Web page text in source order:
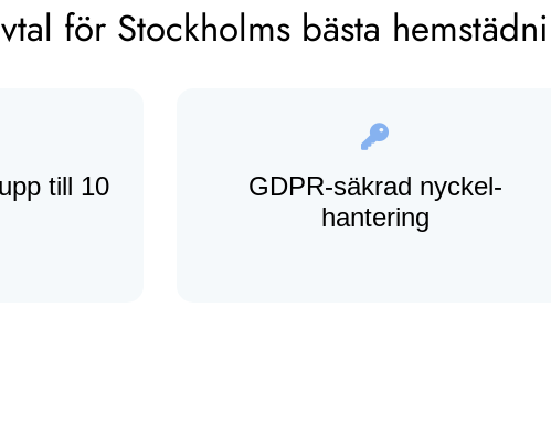
för Stockholms bästa
till 10
GDPR-säkrad nyckel­
hantering